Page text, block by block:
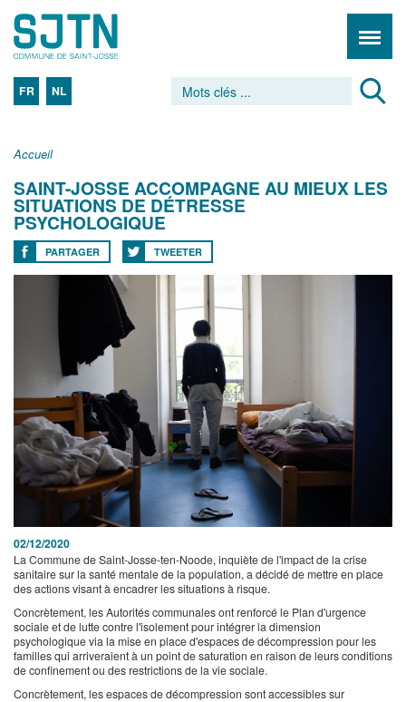
FR NL
Accueil
SAINT-JOSSE ACCOMPAGNE AU MIEUX LES
SITUATIONS DE DÉTRESSE
PSYCHOLOGIQUE
PARTAGER TWEETER
02/12/2020
La Commune de Saint-Josse-ten-Noode, inquiète de l'impact de la crise
sanitaire sur la santé mentale de la population, a décidé de mettre en place
des actions visant à encadrer les situations à risque.
Concrètement, les Autorités communales ont renforcé le Plan d'urgence
sociale et de lutte contre l'isolement pour intégrer la dimension
psychologique via la mise en place d'espaces de décompression pour les
familles qui arriveraient à un point de saturation en raison de leurs conditions
de confinement ou des restrictions de la vie sociale.
Concrètement, les espaces de décompression sont accessibles sur